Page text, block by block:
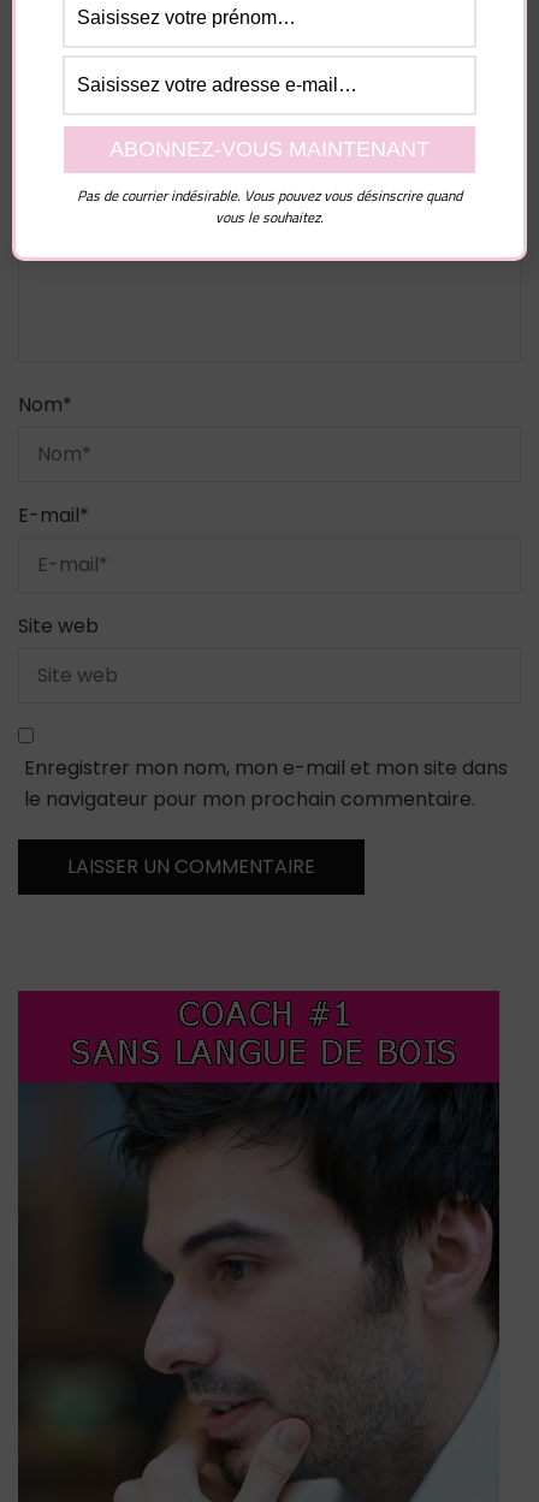
Laisser un commentaire
Votre adresse e-mail ne sera pas publiée.
champs obligatoires sont indiqués avec*
Commentaire
Nom*
E-mail*
Site web
Enregistrer mon nom, mon e-mail et mon site dans
le navigateur pour mon prochain commentaire.
Pas de courrier indésirable. Vous pouvez vous désinscrire quand
vous le souhaitez.